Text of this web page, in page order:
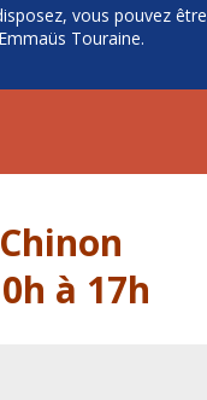
vous pouvez être
Touraine.
à 17h